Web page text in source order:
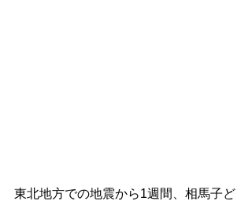
東北地方での地震から1週間、相馬子ど